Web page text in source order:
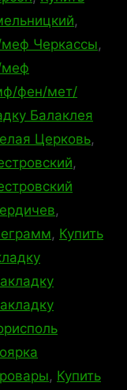
,
Черкассы,
меф
фен/мет/
Балаклея
Церковь,
,
,
, Купить
, Купить